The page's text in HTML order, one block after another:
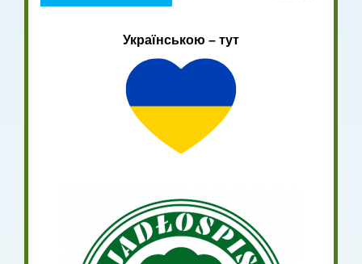
Українською – тут